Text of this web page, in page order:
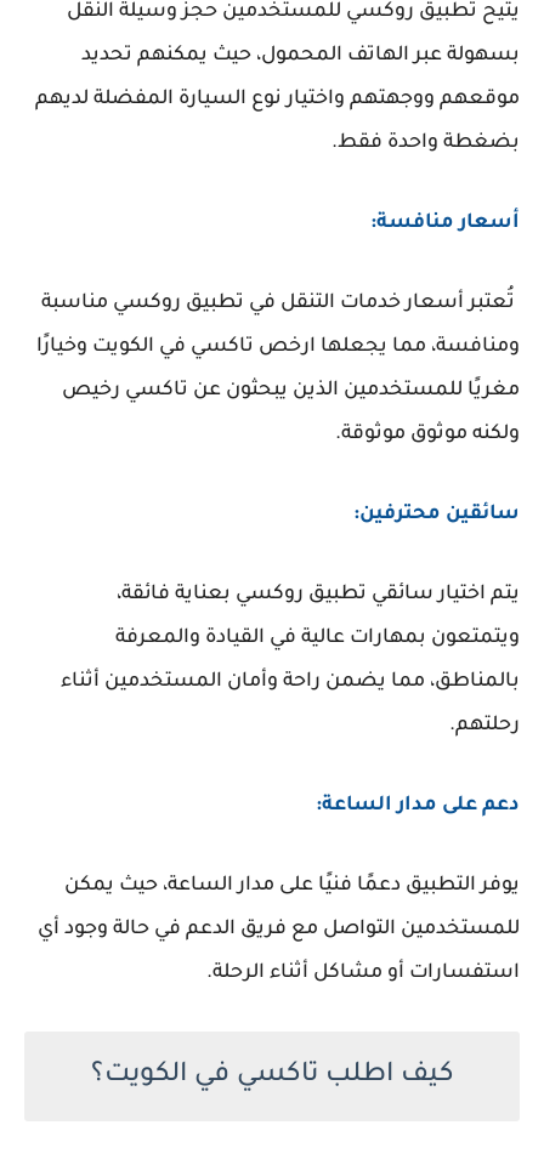
يتيح تطبيق روكسي للمستخدمين حجز وسيلة النقل
بسهولة عبر الهاتف المحمول، حيث يمكنهم تحديد
موقعهم ووجهتهم واختيار نوع السيارة المفضلة لديهم
بضغطة واحدة فقط.
أسعار منافسة:
تُعتبر أسعار خدمات التنقل في تطبيق روكسي مناسبة
ومنافسة، مما يجعلها ارخص تاكسي في الكويت وخيارًا
مغريًا للمستخدمين الذين يبحثون عن تاكسي رخيص
ولكنه موثوق موثوقة.
سائقين محترفين:
يتم اختيار سائقي تطبيق روكسي بعناية فائقة،
ويتمتعون بمهارات عالية في القيادة والمعرفة
بالمناطق، مما يضمن راحة وأمان المستخدمين أثناء
رحلتهم.
دعم على مدار الساعة:
يوفر التطبيق دعمًا فنيًا على مدار الساعة، حيث يمكن
للمستخدمين التواصل مع فريق الدعم في حالة وجود أي
استفسارات أو مشاكل أثناء الرحلة.
كيف اطلب تاكسي في الكويت؟